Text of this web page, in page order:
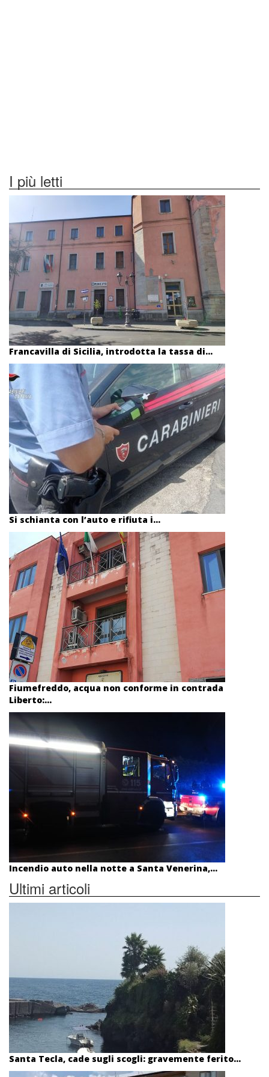
I più letti
Francavilla di Sicilia, introdotta la tassa di...
Si schianta con l’auto e rifiuta i...
Fiumefreddo, acqua non conforme in contrada
Liberto:...
Incendio auto nella notte a Santa Venerina,...
Ultimi articoli
Santa Tecla, cade sugli scogli: gravemente ferito...